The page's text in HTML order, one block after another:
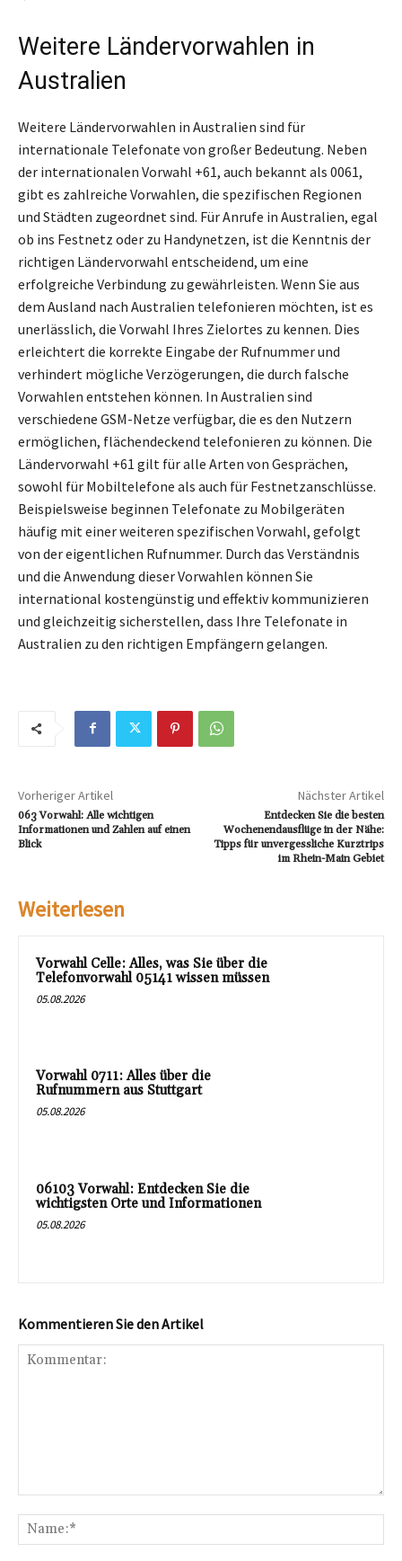
Weitere Ländervorwahlen in
Australien
Weitere Ländervorwahlen in Australien sind für
internationale Telefonate von großer Bedeutung. Neben
der internationalen Vorwahl +61, auch bekannt als 0061,
gibt es zahlreiche Vorwahlen, die spezifischen Regionen
und Städten zugeordnet sind. Für Anrufe in Australien, egal
ob ins Festnetz oder zu Handynetzen, ist die Kenntnis der
richtigen Ländervorwahl entscheidend, um eine
erfolgreiche Verbindung zu gewährleisten. Wenn Sie aus
dem Ausland nach Australien telefonieren möchten, ist es
unerlässlich, die Vorwahl Ihres Zielortes zu kennen. Dies
erleichtert die korrekte Eingabe der Rufnummer und
verhindert mögliche Verzögerungen, die durch falsche
Vorwahlen entstehen können. In Australien sind
verschiedene GSM-Netze verfügbar, die es den Nutzern
ermöglichen, flächendeckend telefonieren zu können. Die
Ländervorwahl +61 gilt für alle Arten von Gesprächen,
sowohl für Mobiltelefone als auch für Festnetzanschlüsse.
Beispielsweise beginnen Telefonate zu Mobilgeräten
häufig mit einer weiteren spezifischen Vorwahl, gefolgt
von der eigentlichen Rufnummer. Durch das Verständnis
und die Anwendung dieser Vorwahlen können Sie
international kostengünstig und effektiv kommunizieren
und gleichzeitig sicherstellen, dass Ihre Telefonate in
Australien zu den richtigen Empfängern gelangen.
Vorheriger Artikel
063 Vorwahl: Alle wichtigen
Informationen und Zahlen auf einen
Blick
Nächster Artikel
Entdecken Sie die besten
Wochenendausflüge in der Nähe:
Tipps für unvergessliche Kurztrips
im Rhein-Main Gebiet
Weiterlesen
Vorwahl Celle: Alles, was Sie über die
Telefonvorwahl 05141 wissen müssen
05.08.2026
Vorwahl 0711: Alles über die
Rufnummern aus Stuttgart
05.08.2026
06103 Vorwahl: Entdecken Sie die
wichtigsten Orte und Informationen
05.08.2026
Kommentieren Sie den Artikel